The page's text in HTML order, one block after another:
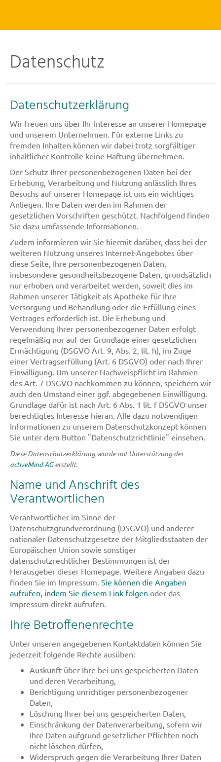
Datenschutz
Datenschutzerklärung
Wir freuen uns über Ihr Interesse an unserer Homepage
und unserem Unternehmen. Für externe Links zu
fremden Inhalten können wir dabei trotz sorgfältiger
inhaltlicher Kontrolle keine Haftung übernehmen.
Der Schutz Ihrer personenbezogenen Daten bei der
Erhebung, Verarbeitung und Nutzung anlässlich Ihres
Besuchs auf unserer Homepage ist uns ein wichtiges
Anliegen. Ihre Daten werden im Rahmen der
gesetzlichen Vorschriften geschützt. Nachfolgend finden
Sie dazu umfassende Informationen.
Zudem informieren wir Sie hiermit darüber, dass bei der
weiteren Nutzung unseres Internet-Angebotes über
diese Seite, Ihre personenbezogenen Daten,
insbesondere gesundheitsbezogene Daten, grundsätzlich
nur erhoben und verarbeitet werden, soweit dies im
Rahmen unserer Tätigkeit als Apotheke für Ihre
Versorgung und Behandlung oder die Erfüllung eines
Vertrages erforderlich ist. Die Erhebung und
Verwendung Ihrer personenbezogener Daten erfolgt
regelmäßig nur auf der Grundlage einer gesetzlichen
Ermächtigung (DSGVO Art. 9, Abs. 2, lit. h), im Zuge
einer Vertragserfüllung (Art. 6 DSGVO) oder nach Ihrer
Einwilligung. Um unserer Nachweispflicht im Rahmen
des Art. 7 DSGVO nachkommen zu können, speichern wir
auch den Umstand einer ggf. abgegebenen Einwilligung.
Grundlage dafür ist nach Art. 6 Abs. 1 lit. f DSGVO unser
berechtigtes Interesse hieran. Alle dazu notwendigen
Informationen zu unserem Datenschutzkonzept können
Sie unter dem Button "Datenschutzrichtlinie" einsehen.
Diese Datenschutzerklärung wurde mit Unterstützung der
activeMind AGerstellt.
Name und Anschrift des
Verantwortlichen
Verantwortlicher im Sinne der
Datenschutzgrundverordnung (DSGVO) und anderer
nationaler Datenschutzgesetze der Mitgliedsstaaten der
Europäischen Union sowie sonstiger
datenschutzrechtlicher Bestimmungen ist der
Herausgeber dieser Homepage. Weitere Angaben dazu
finden Sie im Impressum. Sie können die Angaben
aufrufen, indem Sie diesem Link folgen oder das
Impressum direkt aufrufen.
Ihre Betroffenenrechte
Unter unseren angegebenen Kontaktdaten können Sie
jederzeit folgende Rechte ausüben:
Auskunft über Ihre bei uns gespeicherten Daten
und deren Verarbeitung,
Berichtigung unrichtiger personenbezogener
Daten,
Löschung Ihrer bei uns gespeicherten Daten,
Einschränkung der Datenverarbeitung, sofern wir
Ihre Daten aufgrund gesetzlicher Pflichten noch
nicht löschen dürfen,
Widerspruch gegen die Verarbeitung Ihrer Daten